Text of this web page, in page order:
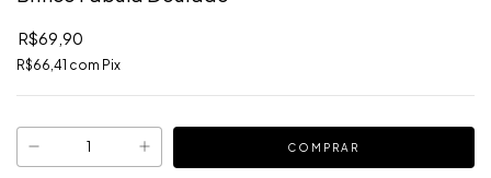
R$69,90
R$66,41 com Pix